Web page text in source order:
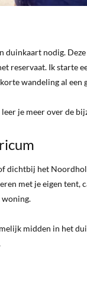
nodig.
reservaat. Ik starte
wandeling al een
je meer over de
dichtbij het
met je eigen tent,
woning.
midden in het